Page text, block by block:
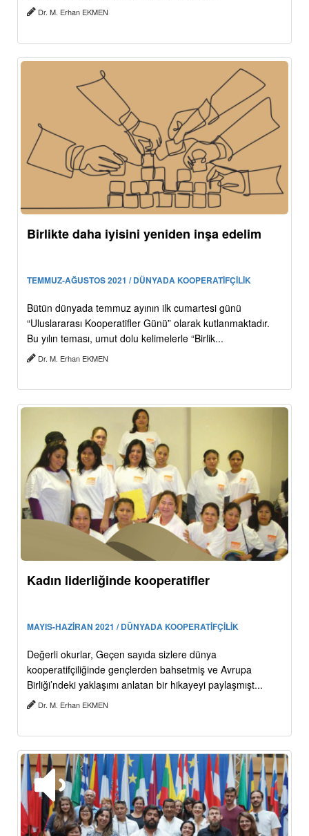
Dr. M. Erhan EKMEN
Birlikte daha iyisini yeniden inşa edelim
TEMMUZ-AĞUSTOS 2021 / DÜNYADA KOOPERATİFÇİLİK
Bütün dünyada temmuz ayının ilk cumartesi günü
“Uluslararası Kooperatifler Günü” olarak kutlanmaktadır.
Bu yılın teması, umut dolu kelimelerle “Birlik...
Dr. M. Erhan EKMEN
Kadın liderliğinde kooperatifler
MAYIS-HAZİRAN 2021 / DÜNYADA KOOPERATİFÇİLİK
Değerli okurlar, Geçen sayıda sizlere dünya
kooperatifçiliğinde gençlerden bahsetmiş ve Avrupa
Birliği’ndeki yaklaşımı anlatan bir hikayeyi paylaşmışt...
Dr. M. Erhan EKMEN